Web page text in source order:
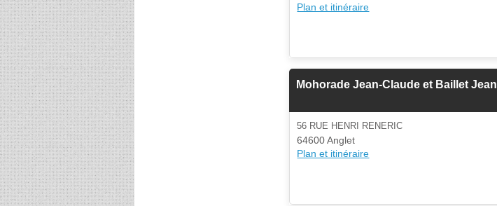
Plan et itinéraire
Mohorade Jean-Claude et Baillet Jean
56 RUE HENRI RENERIC
64600 Anglet
Plan et itinéraire